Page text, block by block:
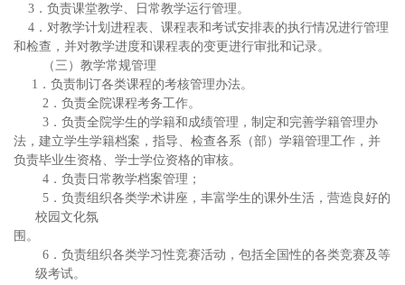
3．负责课堂教学、日常教学运行管理。
4．对教学计划进程表、课程表和考试安排表的执行情况进行管理
和检查，并对教学进度和课程表的变更进行审批和记录。
（三）教学常规管理
1．负责制订各类课程的考核管理办法。
2．负责全院课程考务工作。
3．负责全院学生的学籍和成绩管理，制定和完善学籍管理办
法，建立学生学籍档案，指导、检查各系（部）学籍管理工作，并
负责毕业生资格、学士学位资格的审核。
4．负责日常教学档案管理；
5．负责组织各类学术讲座，丰富学生的课外生活，营造良好的
校园文化氛
围。
6．负责组织各类学习性竞赛活动，包括全国性的各类竞赛及等
级考试。